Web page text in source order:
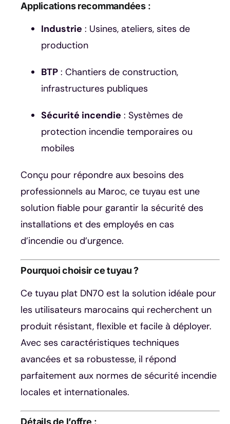
Applications recommandées:
Industrie : Usines, ateliers, sites de
production
BTP : Chantiers de construction,
infrastructures publiques
Sécurité incendie : Systèmes de
protection incendie temporaires ou
mobiles
Conçu pour répondre aux besoins des
professionnels au Maroc, ce tuyau est une
solution fiable pour garantir la sécurité des
installations et des employés en cas
d’incendie ou d’urgence.
Pourquoi choisir ce tuyau ?
Ce tuyau plat DN70 est la solution idéale pour
les utilisateurs marocains qui recherchent un
produit résistant, flexible et facile à déployer.
Avec ses caractéristiques techniques
avancées et sa robustesse, il répond
parfaitement aux normes de sécurité incendie
locales et internationales.